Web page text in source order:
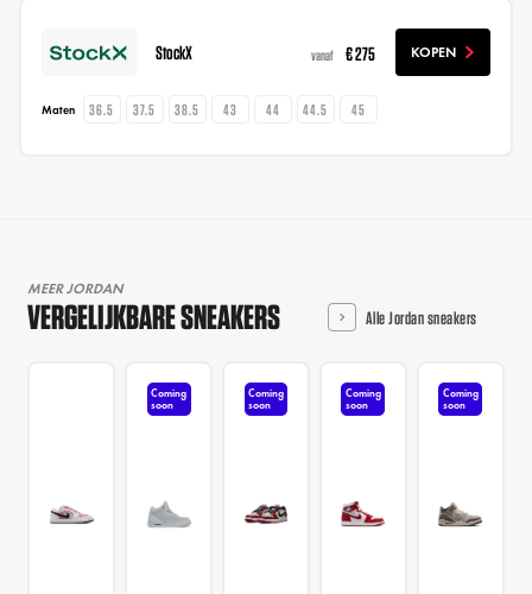
StockX vanaf € 275 KOPEN
Maten 36.5 37.5 38.5 43 44 44.5 45
MEER JORDAN
VERGELIJKBARE SNEAKERS Alle Jordan sneakers
Coming
soon
Coming
soon
Coming
soon
Coming
soon